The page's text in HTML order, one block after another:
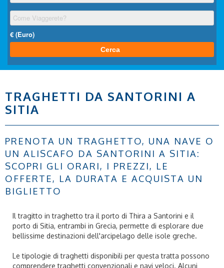
TRAGHETTI DA SANTORINI A
SITIA
PRENOTA UN TRAGHETTO, UNA NAVE O
UN ALISCAFO DA SANTORINI A SITIA:
SCOPRI GLI ORARI, I PREZZI, LE
OFFERTE, LA DURATA E ACQUISTA UN
BIGLIETTO
Il tragitto in traghetto tra il porto di Thira a Santorini e il
porto di Sitia, entrambi in Grecia, permette di esplorare due
bellissime destinazioni dell'arcipelago delle isole greche.
Le tipologie di traghetti disponibili per questa tratta possono
comprendere traghetti convenzionali e navi veloci. Alcuni